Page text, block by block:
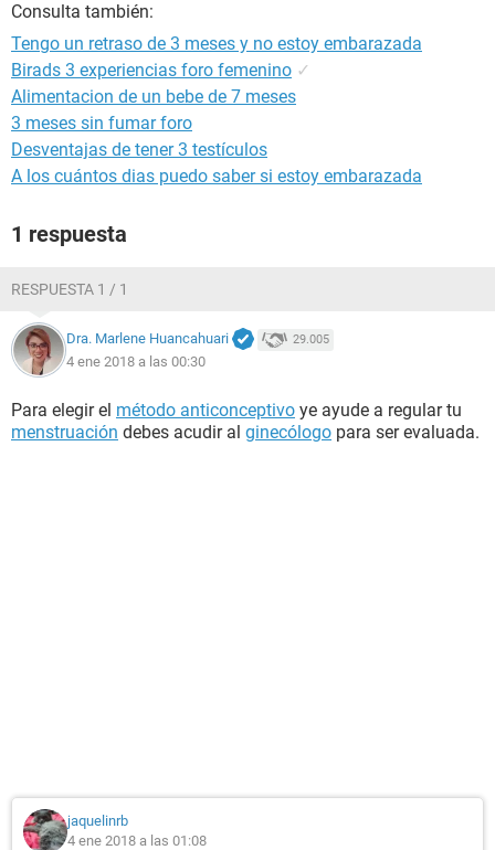
Consulta también:
Tengo un retraso de 3 meses y no estoy embarazada
Birads 3 experiencias foro femenino ✓
Alimentacion de un bebe de 7 meses
3 meses sin fumar foro
Desventajas de tener 3 testículos
A los cuántos dias puedo saber si estoy embarazada
1 respuesta
RESPUESTA 1 / 1
Dra. Marlene Huancahuari 29.005
4 ene 2018 a las 00:30
Para elegir el método anticonceptivo ye ayude a regular tu
menstruación debes acudir al ginecólogo para ser evaluada.
jaquelinrb
4 ene 2018 a las 01:08